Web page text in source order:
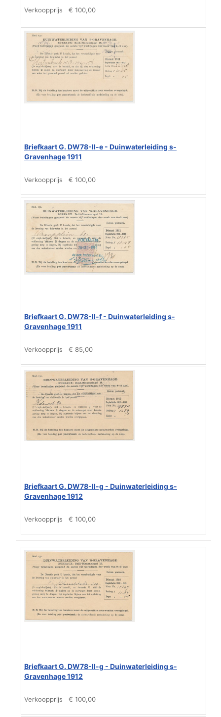
Verkoopprijs € 100,00
Briefkaart G. DW78-II-e - Duinwaterleiding s-
Gravenhage 1911
Verkoopprijs € 100,00
Briefkaart G. DW78-II-f - Duinwaterleiding s-
Gravenhage 1911
Verkoopprijs € 85,00
Briefkaart G. DW78-II-g - Duinwaterleiding s-
Gravenhage 1912
Verkoopprijs € 100,00
Briefkaart G. DW78-II-g - Duinwaterleiding s-
Gravenhage 1912
Verkoopprijs € 100,00